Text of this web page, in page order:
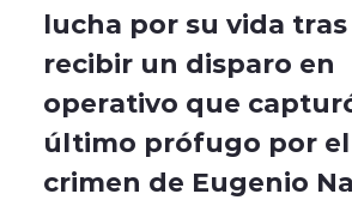
lucha por su vida tras
recibir un disparo en
operativo que
último prófugo por el
crimen de Eugenio